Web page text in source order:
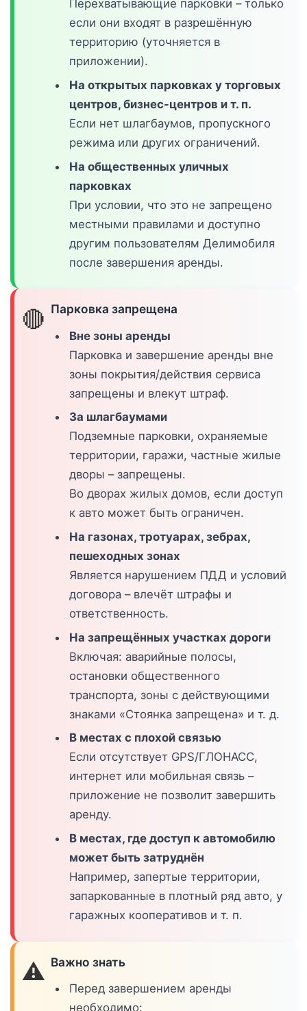
Перехватывающие парковки – только
если они входят в разрешённую
территорию (уточняется в
приложении).
На открытых парковках у торговых
центров, бизнес-центров и т. п.
Если нет шлагбаумов, пропускного
режима или других ограничений.
На общественных уличных
парковках
При условии, что это не запрещено
местными правилами и доступно
другим пользователям Делимобиля
после завершения аренды.
🔴 Парковка запрещена
Вне зоны аренды
Парковка и завершение аренды вне
зоны покрытия/действия сервиса
запрещены и влекут штраф.
За шлагбаумами
Подземные парковки, охраняемые
территории, гаражи, частные жилые
дворы – запрещены.
Во дворах жилых домов, если доступ
к авто может быть ограничен.
На газонах, тротуарах, зебрах,
пешеходных зонах
Является нарушением ПДД и условий
договора – влечёт штрафы и
ответственность.
На запрещённых участках дороги
Включая: аварийные полосы,
остановки общественного
транспорта, зоны с действующими
знаками «Стоянка запрещена» и т. д.
В местах с плохой связью
Если отсутствует GPS/ГЛОНАСС,
интернет или мобильная связь –
приложение не позволит завершить
аренду.
В местах, где доступ к автомобилю
может быть затруднён
Например, запертые территории,
запаркованные в плотный ряд авто, у
гаражных кооперативов и т. п.
⚠️ Важно знать
Перед завершением аренды
необходимо: